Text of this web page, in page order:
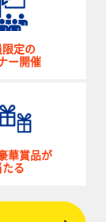
限定の
ー開催
華賞品が
たる